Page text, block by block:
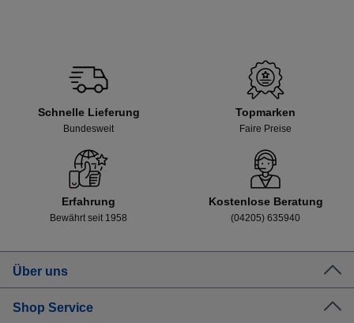
Schnelle Lieferung
Bundesweit
Topmarken
Faire Preise
Erfahrung
Bewährt seit 1958
Kostenlose Beratung
(04205) 635940
Über uns
Shop Service